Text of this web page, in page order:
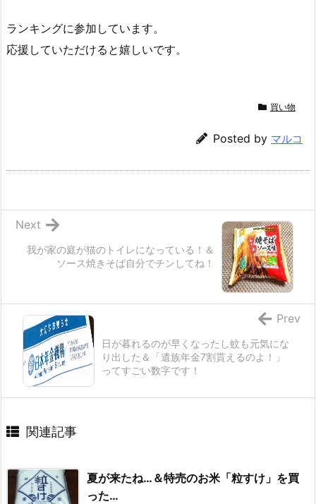
ランキングに参加しています。
応援していただけると嬉しいです。
買い物
Posted by マルコ
我が家の庭が猫のトイレになっている！＆
ソース焼きそば自分でチンしてね！
Next
日が暮れるのが早くなったし蚊も元気にな
り出した＆「遺族年金7割貰えるのよ！」
ってすごい数字です！
Prev
関連記事
夏が来たね…＆特売のお米「粒すけ」を買
った…